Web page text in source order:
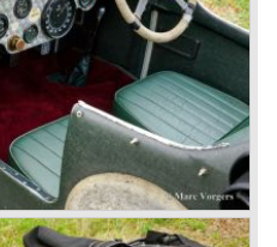
the ‘Barnato’ period.
Paget Tim Birkin
Brooklands with his blower
Brooklands lap record with
Barnato was now in charge
now only responsible for the
Birkin convinced
of Blower Bentleys for
against W.O. Bentley’s
that the supercharger